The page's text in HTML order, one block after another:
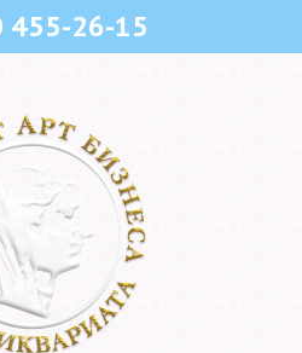
455-26-15